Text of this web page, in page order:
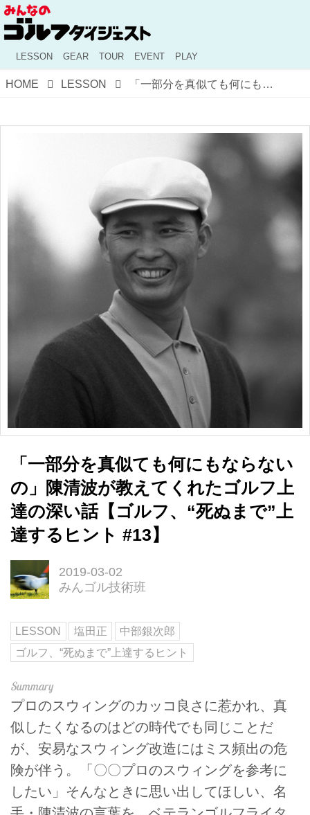
LESSON GEAR TOUR EVENT PLAY
HOME LESSON 「一部分を真似ても何にもならないの」陳清波が教えてくれたゴルフ上達の深い話【ゴルフ、“死ぬまで”上達するヒント #13】
「一部分を真似ても何にもならない
の」陳清波が教えてくれたゴルフ上
達の深い話【ゴルフ、“死ぬまで”上
達するヒント #13】
2019-03-02
みんゴル技術班
LESSON 塩田正
中部銀次郎
ゴルフ、“死ぬまで”上達するヒント
プロのスウィングのカッコ良さに惹かれ、真
似したくなるのはどの時代でも同じことだ
が、安易なスウィング改造にはミス頻出の危
険が伴う。「〇〇プロのスウィングを参考に
したい」そんなときに思い出してほしい、名